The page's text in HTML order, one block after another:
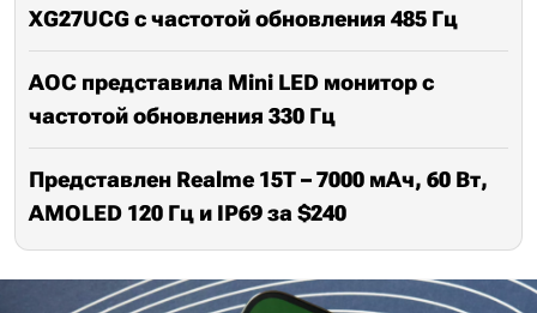
XG27UCG с частотой обновления 485 Гц
AOC представила Mini LED монитор с
частотой обновления 330 Гц
Представлен Realme 15T – 7000 мАч, 60 Вт,
AMOLED 120 Гц и IP69 за $240